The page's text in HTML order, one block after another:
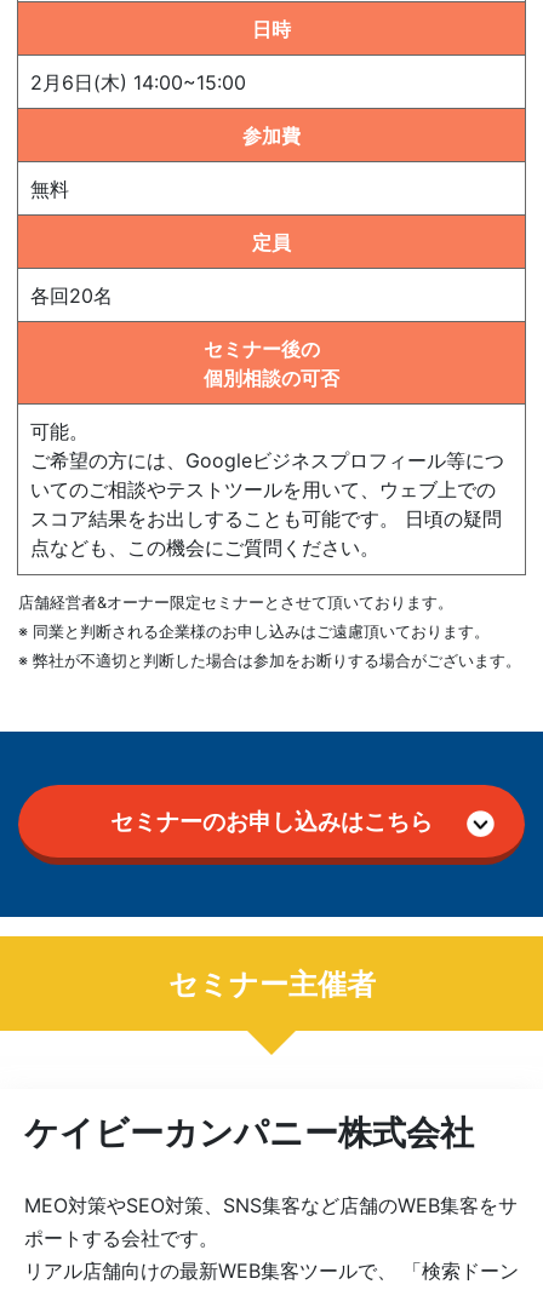
日時
2月6日(木) 14:00~15:00
参加費
無料
定員
各回20名
セミナー後の
個別相談の可否
可能。
ご希望の方には、Googleビジネスプロフィール等につ
いてのご相談やテストツールを用いて、ウェブ上での
スコア結果をお出しすることも可能です。 日頃の疑問
点なども、この機会にご質問ください。
店舗経営者&オーナー限定セミナーとさせて頂いております。
※ 同業と判断される企業様のお申し込みはご遠慮頂いております。
※ 弊社が不適切と判断した場合は参加をお断りする場合がございます。
セミナーのお申し込みはこちら
セミナー主催者
ケイビーカンパニー株式会社
MEO対策やSEO対策、SNS集客など店舗のWEB集客をサ
ポートする会社です。
リアル店舗向けの最新WEB集客ツールで、 「検索ドーン